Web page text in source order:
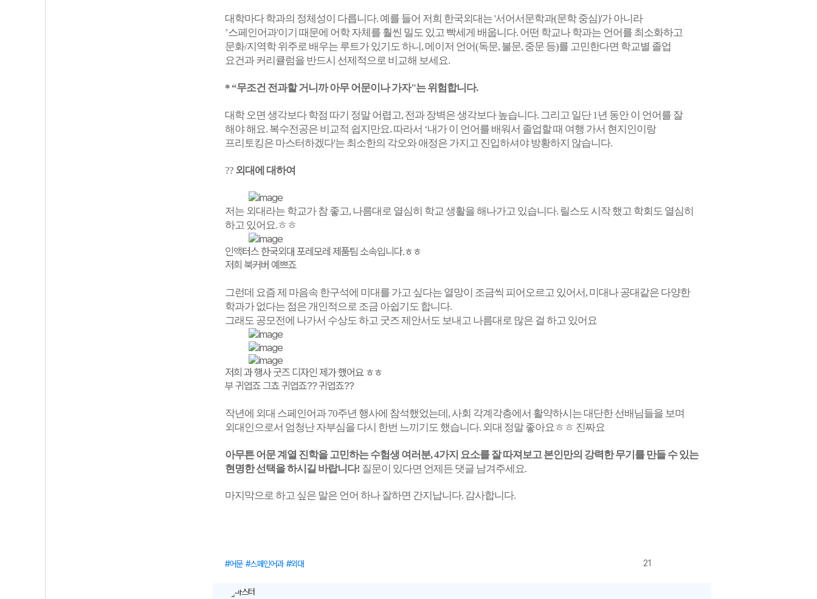
대학마다 학과의 정체성이 다릅니다. 예를 들어 저희 한국외대는 '서어서문학과(문학 중심)'가 아니라
’스페인어과'이기 때문에 어학 자체를 훨씬 밀도 있고 빡세게 배웁니다. 어떤 학교나 학과는 언어를 최소화하고
문화/지역학 위주로 배우는 루트가 있기도 하니, 메이저 언어(독문, 불문, 중문 등)를 고민한다면 학교별 졸업
요건과 커리큘럼을 반드시 선제적으로 비교해 보세요.
* “무조건 전과할 거니까 아무 어문이나 가자"는 위험합니다.
대학 오면 생각보다 학점 따기 정말 어렵고, 전과 장벽은 생각보다 높습니다. 그리고 일단 1년 동안 이 언어를 잘
해야 해요. 복수전공은 비교적 쉽지만요. 따라서 ‘내가 이 언어를 배워서 졸업할 때 여행 가서 현지인이랑
프리토킹은 마스터하겠다'는 최소한의 각오와 애정은 가지고 진입하셔야 방황하지 않습니다.
?? 외대에 대하여
저는 외대라는 학교가 참 좋고, 나름대로 열심히 학교 생활을 해나가고 있습니다. 릴스도 시작 했고 학회도 열심히
하고 있어요.ㅎㅎ
인액터스 한국외대 포레모레 제품팀 소속입니다.ㅎㅎ
저희 북커버 예쁘죠
그런데 요즘 제 마음속 한구석에 미대를 가고 싶다는 열망이 조금씩 피어오르고 있어서, 미대나 공대같은 다양한
학과가 없다는 점은 개인적으로 조금 아쉽기도 합니다.
그래도 공모전에 나가서 수상도 하고 굿즈 제안서도 보내고 나름대로 많은 걸 하고 있어요
저희 과 행사 굿즈 디자인 제가 했어요 ㅎㅎ
부 귀엽죠 그쵸 귀엽죠?? 귀엽죠??
작년에 외대 스페인어과 70주년 행사에 참석했었는데, 사회 각계각층에서 활약하시는 대단한 선배님들을 보며
외대인으로서 엄청난 자부심을 다시 한번 느끼기도 했습니다. 외대 정말 좋아요ㅎㅎ 진짜요
아무튼 어문 계열 진학을 고민하는 수험생 여러분, 4가지 요소를 잘 따져보고 본인만의 강력한 무기를 만들 수 있는
현명한 선택을 하시길 바랍니다! 질문이 있다면 언제든 댓글 남겨주세요.
마지막으로 하고 싶은 말은 언어 하나 잘하면 간지납니다. 감사합니다.
어문 스페인어과 외대 21